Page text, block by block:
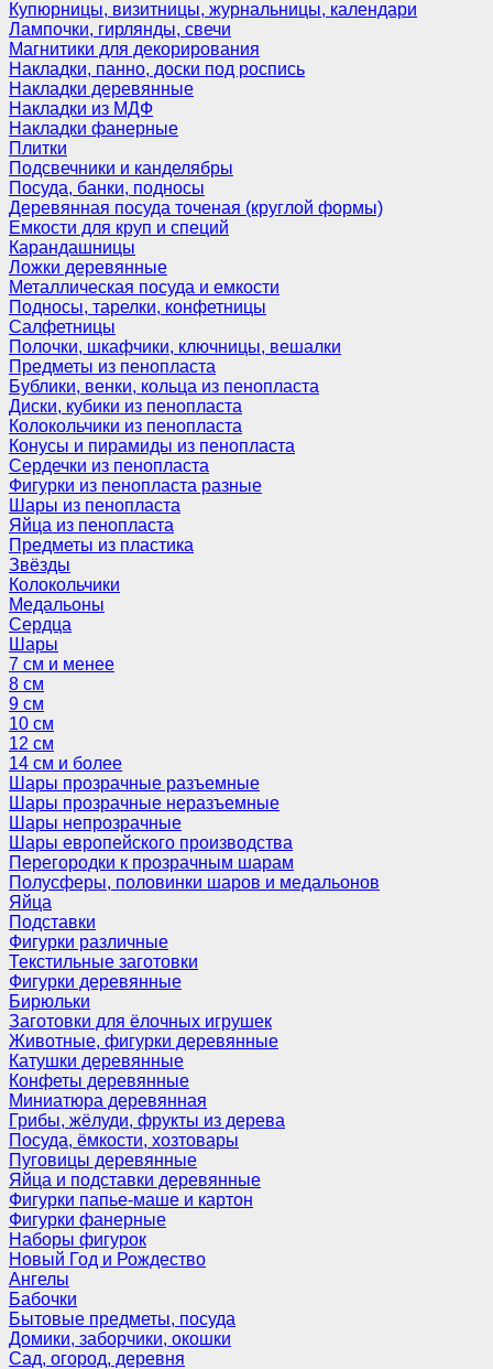
Купюрницы, визитницы, журнальницы, календари
Лампочки, гирлянды, свечи
Магнитики для декорирования
Накладки, панно, доски под роспись
Накладки деревянные
Накладки из МДФ
Накладки фанерные
Плитки
Подсвечники и канделябры
Посуда, банки, подносы
Деревянная посуда точеная (круглой формы)
Емкости для круп и специй
Карандашницы
Ложки деревянные
Металлическая посуда и емкости
Подносы, тарелки, конфетницы
Салфетницы
Полочки, шкафчики, ключницы, вешалки
Предметы из пенопласта
Бублики, венки, кольца из пенопласта
Диски, кубики из пенопласта
Колокольчики из пенопласта
Конусы и пирамиды из пенопласта
Сердечки из пенопласта
Фигурки из пенопласта разные
Шары из пенопласта
Яйца из пенопласта
Предметы из пластика
Звёзды
Колокольчики
Медальоны
Сердца
Шары
7 см и менее
8 см
9 см
10 см
12 см
14 см и более
Шары прозрачные разъемные
Шары прозрачные неразъемные
Шары непрозрачные
Шары европейского производства
Перегородки к прозрачным шарам
Полусферы, половинки шаров и медальонов
Яйца
Подставки
Фигурки различные
Текстильные заготовки
Фигурки деревянные
Бирюльки
Заготовки для ёлочных игрушек
Животные, фигурки деревянные
Катушки деревянные
Конфеты деревянные
Миниатюра деревянная
Грибы, жёлуди, фрукты из дерева
Посуда, ёмкости, хозтовары
Пуговицы деревянные
Яйца и подставки деревянные
Фигурки папье-маше и картон
Фигурки фанерные
Наборы фигурок
Новый Год и Рождество
Ангелы
Бабочки
Бытовые предметы, посуда
Домики, заборчики, окошки
Сад, огород, деревня